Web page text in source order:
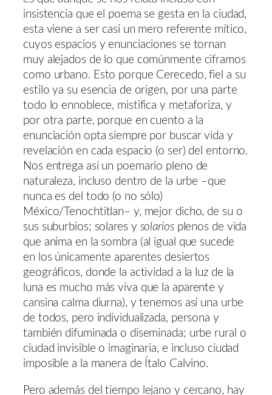
insistencia que el poema se gesta en la ciudad,
esta viene a ser casi un mero referente mítico,
cuyos espacios y enunciaciones se tornan
muy alejados de lo que comúnmente ciframos
como urbano. Esto porque Cerecedo, fiel a su
estilo ya su esencia de origen, por una parte
todo lo ennoblece, mistifica y metaforiza, y
por otra parte, porque en cuento a la
enunciación opta siempre por buscar vida y
revelación en cada espacio (o ser) del entorno.
Nos entrega así un poemario pleno de
naturaleza, incluso dentro de la urbe –que
nunca es del todo (o no sólo)
México/Tenochtitlan– y, mejor dicho, de su o
sus suburbios; solares y solarios plenos de vida
que anima en la sombra (al igual que sucede
en los únicamente aparentes desiertos
geográficos, donde la actividad a la luz de la
luna es mucho más viva que la aparente y
cansina calma diurna), y tenemos así una urbe
de todos, pero individualizada, persona y
también difuminada o diseminada; urbe rural o
ciudad invisible o imaginaria, e incluso ciudad
imposible a la manera de Ítalo Calvino.
Pero además del tiempo lejano y cercano, hay